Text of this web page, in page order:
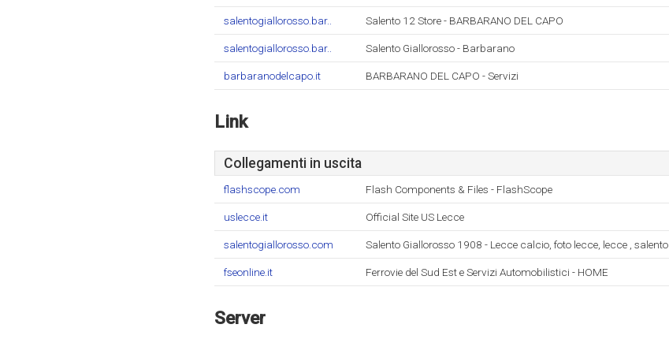
salentogiallorosso.bar.. Salento 12 Store - BARBARANO DEL CAPO
salentogiallorosso.bar.. Salento Giallorosso - Barbarano
barbaranodelcapo.it BARBARANO DEL CAPO - Servizi
Link
Collegamenti in uscita
flashscope.com Flash Components & Files - FlashScope
uslecce.it Official Site US Lecce
salentogiallorosso.com Salento Giallorosso 1908 - Lecce calcio, foto lecce, lecce , salento
fseonline.it Ferrovie del Sud Est e Servizi Automobilistici - HOME
Server